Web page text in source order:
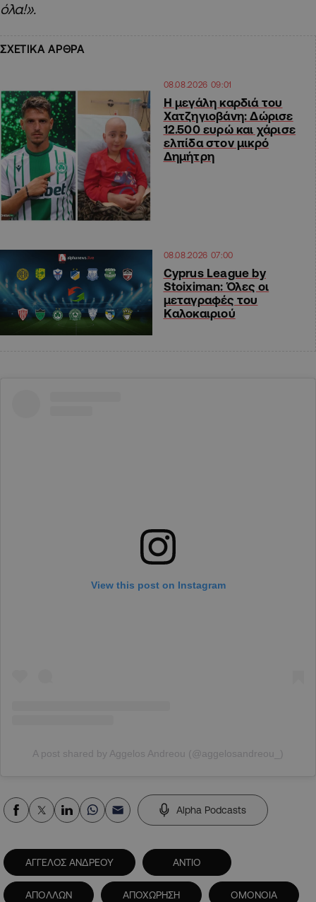
όλα!».
ΣΧΕΤΙΚΑ ΑΡΘΡΑ
08.08.2026 09:01
Η μεγάλη καρδιά του
Χατζηγιοβάνη: Δώρισε
12.500 ευρώ και χάρισε
ελπίδα στον μικρό
Δημήτρη
08.08.2026 07:00
Cyprus League by
Stoiximan: Όλες οι
μεταγραφές του
Καλοκαιριού
View this post on Instagram
A post shared by Aggelos Andreou (@aggelosandreou_)
Alpha Podcasts
ΑΓΓΕΛΟΣ ΑΝΔΡΕΟΥ ΑΝΤΙΟ
ΑΠΟΛΛΩΝ ΑΠΟΧΩΡΗΣΗ ΟΜΟΝΟΙΑ